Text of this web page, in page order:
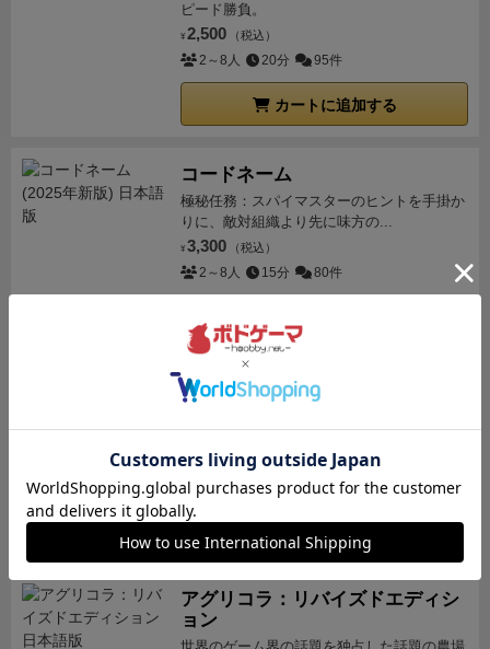
ピード勝負。
¥ 2,500 （税込）
2～8人 20分 95件
カートに追加する
コードネーム
極秘任務：スパイマスターのヒントを手掛か
りに、敵対組織より先に味方の...
¥ 3,300 （税込）
2～8人 15分 80件
インサイダー・ゲーム
が潜んでいる…。
¥ 2,970 （税込）
4～8人 10～15分 76件
アグリコラ：リバイズドエディシ
ョン